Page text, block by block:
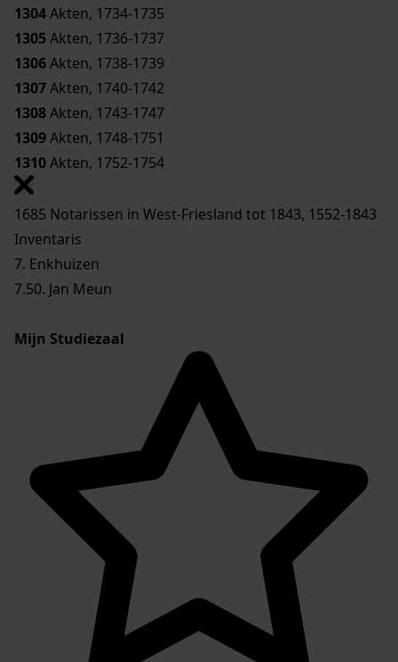
1304Akten, 1734-1735
1305Akten, 1736-1737
1306Akten, 1738-1739
1307Akten, 1740-1742
1308Akten, 1743-1747
1309Akten, 1748-1751
1310Akten, 1752-1754
1685 Notarissen in West-Friesland tot 1843, 1552-1843
Inventaris
7. Enkhuizen
7.50. Jan Meun
Mijn Studiezaal